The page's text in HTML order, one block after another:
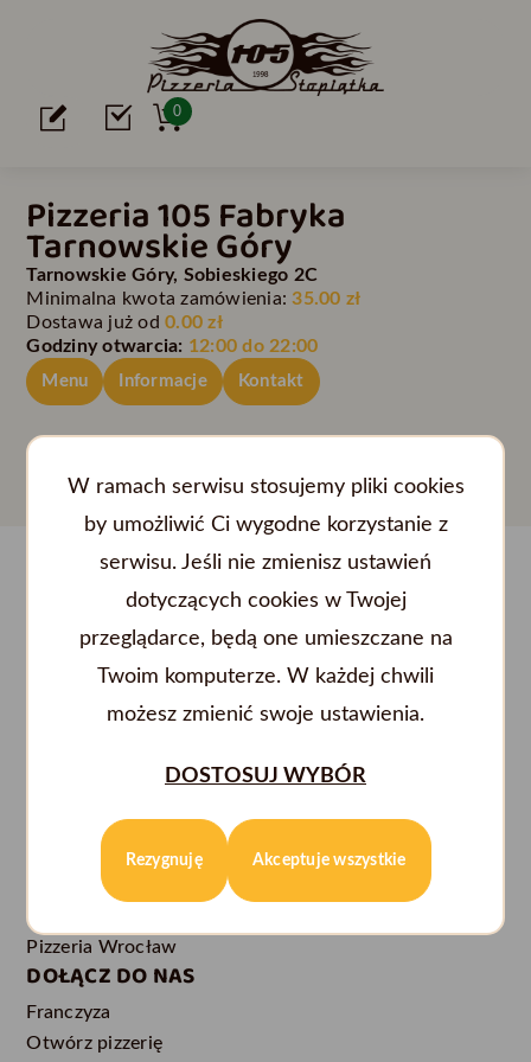
0
Pizzeria 105 Fabryka
Tarnowskie Góry
Tarnowskie Góry, Sobieskiego 2C
Minimalna kwota zamówienia:35.00 zł
Dostawa już od0.00 zł
Godziny otwarcia: 12:00 do 22:00
Menu Informacje Kontakt
Przerwa techniczna.
POPULARNE LOKALIZACJE
Pizzeria Gdynia
Pizzeria Łódź
Pizzeria Płock
Pizzeria Wrocław
DLA KLIENTA
Regulamin promocji
Regulamin restauracji
Polityka prywatności
Lista alergenów
DOŁĄCZ DO NAS
Franczyza
Otwórz pizzerię
W ramach serwisu stosujemy pliki cookies
by umożliwić Ci wygodne korzystanie z
serwisu. Jeśli nie zmienisz ustawień
dotyczących cookies w Twojej
przeglądarce, będą one umieszczane na
Twoim komputerze. W każdej chwili
możesz zmienić swoje ustawienia.
DOSTOSUJ WYBÓR
Rezygnuję Akceptuje wszystkie